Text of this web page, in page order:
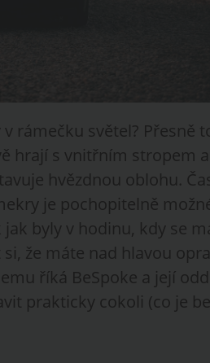
rámečku světel? Přesně
hrají s vnitřním stropem
hvězdnou oblohu.
je pochopitelně
byly v hodinu, kdy se
že máte nad hlavou
říká BeSpoke a její
prakticky cokoli (co je